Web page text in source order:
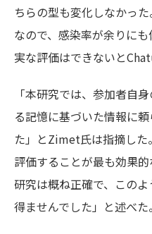
ちらの型も変化しなかっ
なので、感染率が余りに
実な評価はできないと
「本研究では、参加者自
る記憶に基づいた情報に
た」とZimet氏は指摘した
評価することが最も効果
研究は概ね正確で、この
得ませんでした」と述べた。